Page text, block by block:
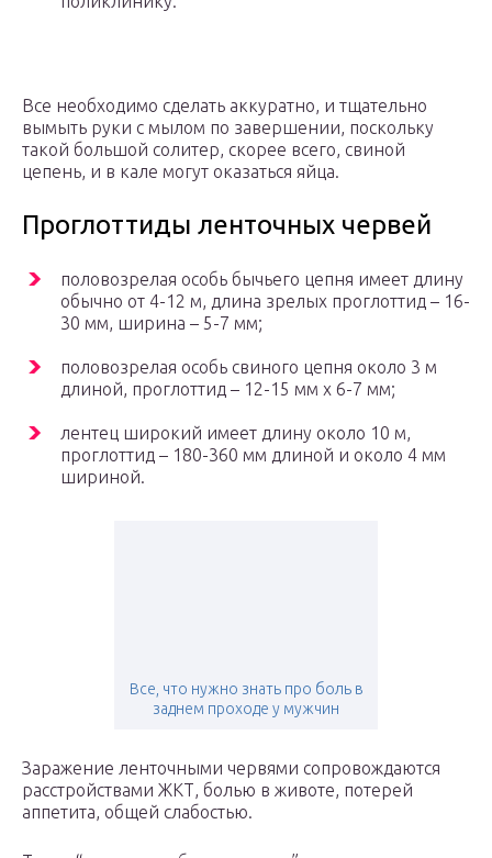
Все необходимо сделать аккуратно, и тщательно
вымыть руки с мылом по завершении, поскольку
такой большой солитер, скорее всего, свиной
цепень, и в кале могут оказаться яйца.
Проглоттиды ленточных червей
половозрелая особь бычьего цепня имеет длину
обычно от 4-12 м, длина зрелых проглоттид – 16-
30 мм, ширина – 5-7 мм;
половозрелая особь свиного цепня около 3 м
длиной, проглоттид – 12-15 мм х 6-7 мм;
лентец широкий имеет длину около 10 м,
проглоттид – 180-360 мм длиной и около 4 мм
шириной.
Все, что нужно знать про боль в
заднем проходе у мужчин
Заражение ленточными червями сопровождаются
расстройствами ЖКТ, болью в животе, потерей
аппетита, общей слабостью.